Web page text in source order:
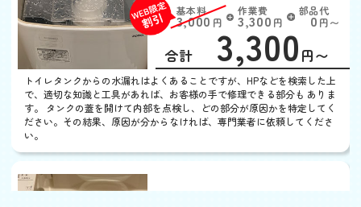
基本料
3,000 円 W
EB
限
定
割
引
作業費
3,300 円
部品代
0円〜
合計 3,300 円〜
トイレタンクからの水漏れはよくあることですが、HPなどを検索した上
で、適切な知識と工具があれば、お客様の手で修理できる部分も ありま
す。 タンクの蓋を開けて内部を点検し、どの部分が原因かを特定してく
ださい。その結果、原因が分からなければ、専門業者に依頼してくださ
い。